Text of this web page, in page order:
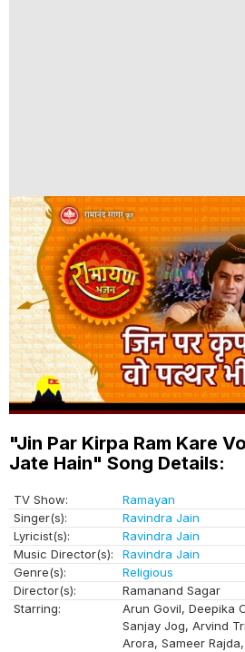
"Jin Par Kirpa Ram Kare
Jate Hain" Song Details:
TV Show:
Ramayan
Singer(s):
Ravindra Jain
Lyricist(s):
Ravindra Jain
Music Director(s):
Ravindra Jain
Genre(s):
Religious
Director(s):
Ramanand Sagar
Starring:
Arun Govil, Deepika
Sanjay Jog, Arvind
Arora, Sameer